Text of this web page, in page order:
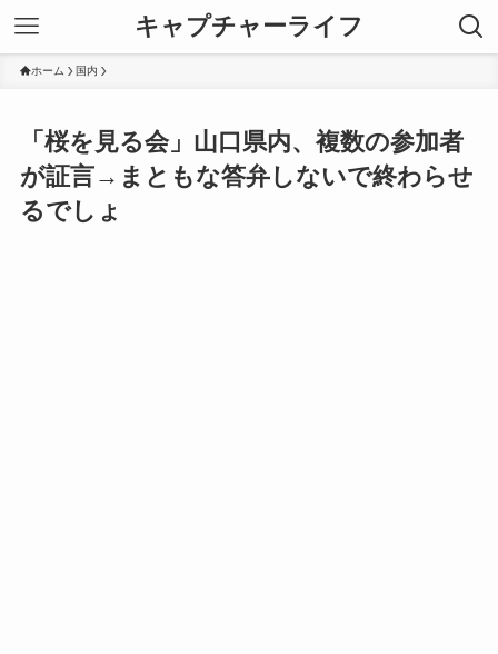
キャプチャーライフ
ホーム 国内
「桜を見る会」山口県内、複数の参加者
が証言→まともな答弁しないで終わらせ
るでしょ